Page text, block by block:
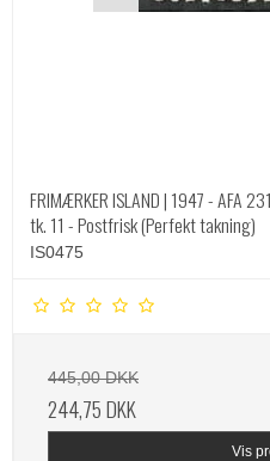
FRIMÆRKER ISLAND | 1947 - AFA
tk. 11 - Postfrisk (Perfekt takning)
IS0475
445,00 DKK
244,75 DKK
Vis